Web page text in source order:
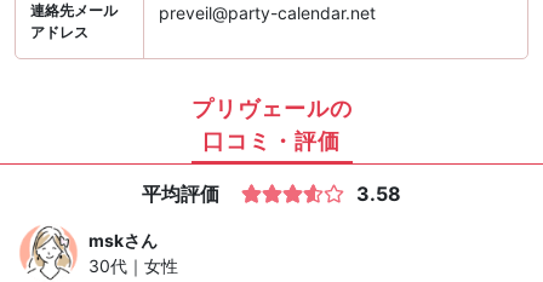
連絡先メール
アドレス
preveil@party-calendar.net
プリヴェールの
口コミ・評価
平均評価 3.58
mskさん
30代｜女性